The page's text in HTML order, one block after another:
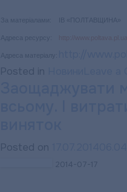
За матеріалами: ІВ «ПОЛТАВЩИНА»
Адреса ресурсу: http://www.poltava.pl.ua/
Адреса матеріалу:
Posted in
Posted on
2014-07-17